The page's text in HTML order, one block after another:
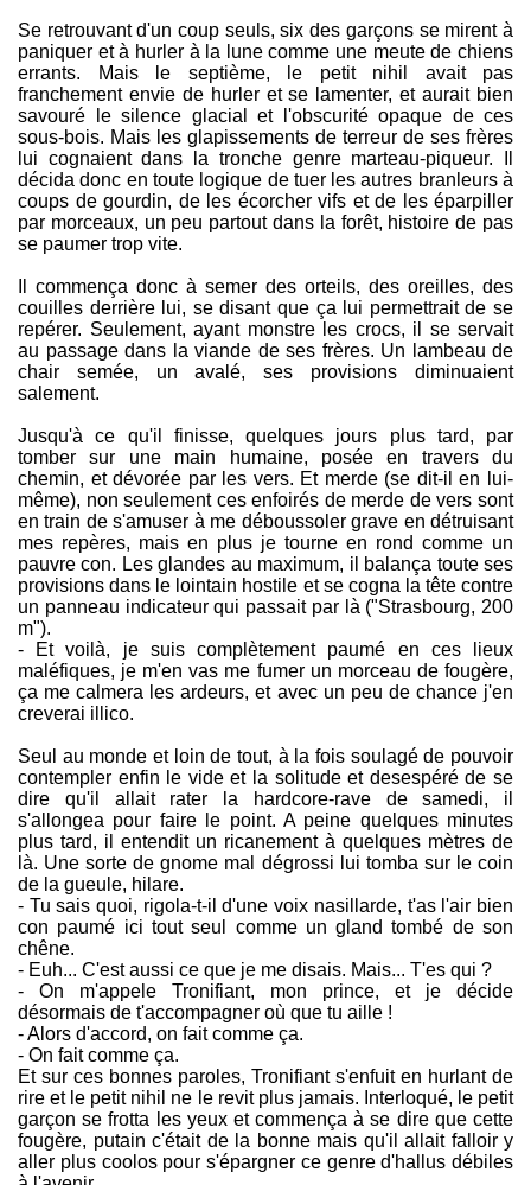
Se retrouvant d'un coup seuls, six des garçons se mirent à
paniquer et à hurler à la lune comme une meute de chiens
errants. Mais le septième, le petit nihil avait pas
franchement envie de hurler et se lamenter, et aurait bien
savouré le silence glacial et l'obscurité opaque de ces
sous-bois. Mais les glapissements de terreur de ses frères
lui cognaient dans la tronche genre marteau-piqueur. Il
décida donc en toute logique de tuer les autres branleurs à
coups de gourdin, de les écorcher vifs et de les éparpiller
par morceaux, un peu partout dans la forêt, histoire de pas
se paumer trop vite.
Il commença donc à semer des orteils, des oreilles, des
couilles derrière lui, se disant que ça lui permettrait de se
repérer. Seulement, ayant monstre les crocs, il se servait
au passage dans la viande de ses frères. Un lambeau de
chair semée, un avalé, ses provisions diminuaient
salement.
Jusqu'à ce qu'il finisse, quelques jours plus tard, par
tomber sur une main humaine, posée en travers du
chemin, et dévorée par les vers. Et merde (se dit-il en lui-
même), non seulement ces enfoirés de merde de vers sont
en train de s'amuser à me déboussoler grave en détruisant
mes repères, mais en plus je tourne en rond comme un
pauvre con. Les glandes au maximum, il balança toute ses
provisions dans le lointain hostile et se cogna la tête contre
un panneau indicateur qui passait par là ("Strasbourg, 200
m").
- Et voilà, je suis complètement paumé en ces lieux
maléfiques, je m'en vas me fumer un morceau de fougère,
ça me calmera les ardeurs, et avec un peu de chance j'en
creverai illico.
Seul au monde et loin de tout, à la fois soulagé de pouvoir
contempler enfin le vide et la solitude et desespéré de se
dire qu'il allait rater la hardcore-rave de samedi, il
s'allongea pour faire le point. A peine quelques minutes
plus tard, il entendit un ricanement à quelques mètres de
là. Une sorte de gnome mal dégrossi lui tomba sur le coin
de la gueule, hilare.
- Tu sais quoi, rigola-t-il d'une voix nasillarde, t'as l'air bien
con paumé ici tout seul comme un gland tombé de son
chêne.
- Euh... C'est aussi ce que je me disais. Mais... T'es qui ?
- On m'appele Tronifiant, mon prince, et je décide
désormais de t'accompagner où que tu aille !
- Alors d'accord, on fait comme ça.
- On fait comme ça.
Et sur ces bonnes paroles, Tronifiant s'enfuit en hurlant de
rire et le petit nihil ne le revit plus jamais. Interloqué, le petit
garçon se frotta les yeux et commença à se dire que cette
fougère, putain c'était de la bonne mais qu'il allait falloir y
aller plus coolos pour s'épargner ce genre d'hallus débiles